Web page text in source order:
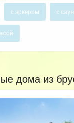
с эркером с
дома из